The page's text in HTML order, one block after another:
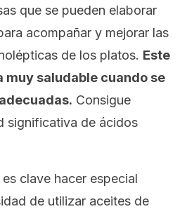
que se pueden elaborar
acompañar y mejorar las
de los platos. Este
saludable cuando se
Consigue
significativa de ácidos
clave hacer especial
de utilizar aceites de